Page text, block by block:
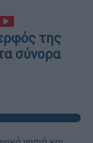
της
σύνορα